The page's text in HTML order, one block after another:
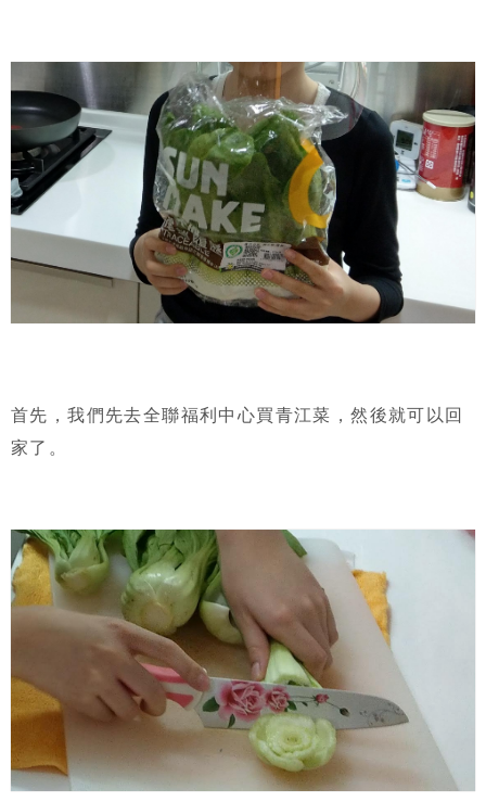
首先，我們先去全聯福利中心買青江菜，然後就可以回
家了。